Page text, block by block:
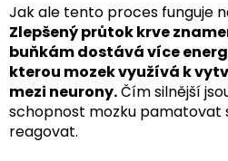
Jak ale tento proces funguje
Zlepšený průtok krve
buňkám dostává více
kterou mozek využívá k
mezi neurony.Čím silnější
schopnost mozku pamatovat
reagovat.